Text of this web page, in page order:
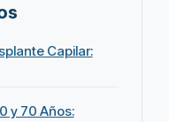
Capilar:
y 70 Años: